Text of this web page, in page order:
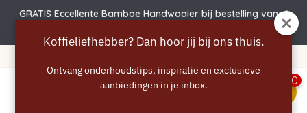
GRATIS Eccellente Bamboe Handwaaier bij bestelling vanaf
0
Koffieliefhebber? Dan hoor jij bij ons thuis.
Ontvang onderhoudstips, inspiratie en exclusieve
aanbiedingen in je inbox.